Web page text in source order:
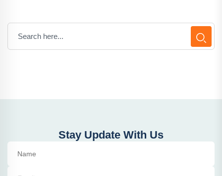
Stay Update With Us